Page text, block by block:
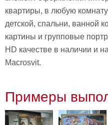
квартиры, в любую
детской, спальни, ванной
картины и групповые
HD качестве в наличии и
Macrosvit.
Примеры